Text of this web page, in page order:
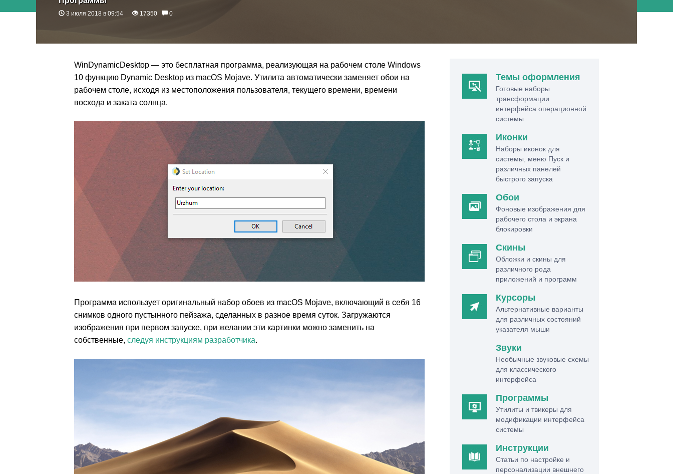
3 июля 2018 в 09:54 17350 0
WinDynamicDesktop — это бесплатная программа, реализующая на рабочем столе Windows
10 функцию Dynamic Desktop из macOS Mojave. Утилита автоматически заменяет обои на
рабочем столе, исходя из местоположения пользователя, текущего времени, времени
восхода и заката солнца.
Программа использует оригинальный набор обоев из macOS Mojave, включающий в себя 16
снимков одного пустынного пейзажа, сделанных в разное время суток. Загружаются
изображения при первом запуске, при желании эти картинки можно заменить на
собственные, следуя инструкциям разработчика.
Темы оформления
Готовые наборы
трансформации
интерфейса операционной
системы
Иконки
Наборы иконок для
системы, меню Пуск и
различных панелей
быстрого запуска
Обои
Фоновые изображения для
рабочего стола и экрана
блокировки
Скины
Обложки и скины для
различного рода
приложений и программ
Курсоры
Альтернативные варианты
для различных состояний
указателя мыши
Звуки
Необычные звуковые схемы
для классического
интерфейса
Программы
Утилиты и твикеры для
модификации интерфейса
системы
Инструкции
Статьи по настройке и
персонализации внешнего